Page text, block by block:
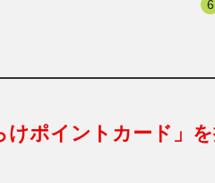
けポイントカード」